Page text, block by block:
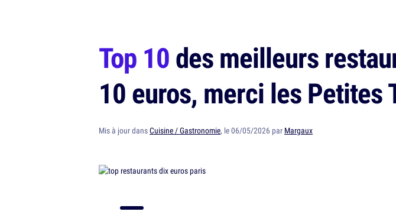
Top 10des meilleurs
10 euros, merci les Petites
Mis à jour dansCuisine / Gastronomie, le 06/05/2026 par Margaux